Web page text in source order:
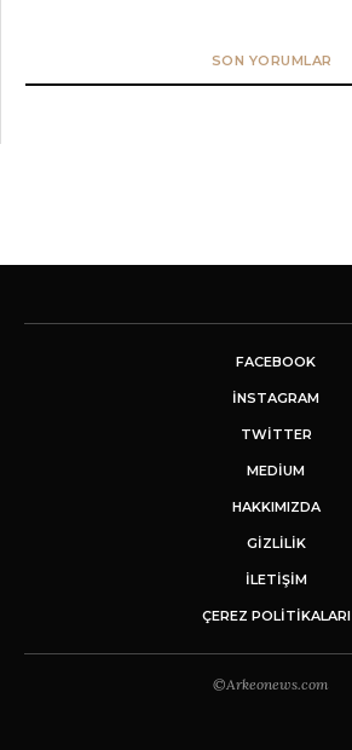
SON YORUMLAR
FACEBOOK
INSTAGRAM
TWITTER
MEDIUM
HAKKIMIZDA
GİZLİLİK
İLETIŞIM
ÇEREZ POLITIKALARI
©Arkeonews.com